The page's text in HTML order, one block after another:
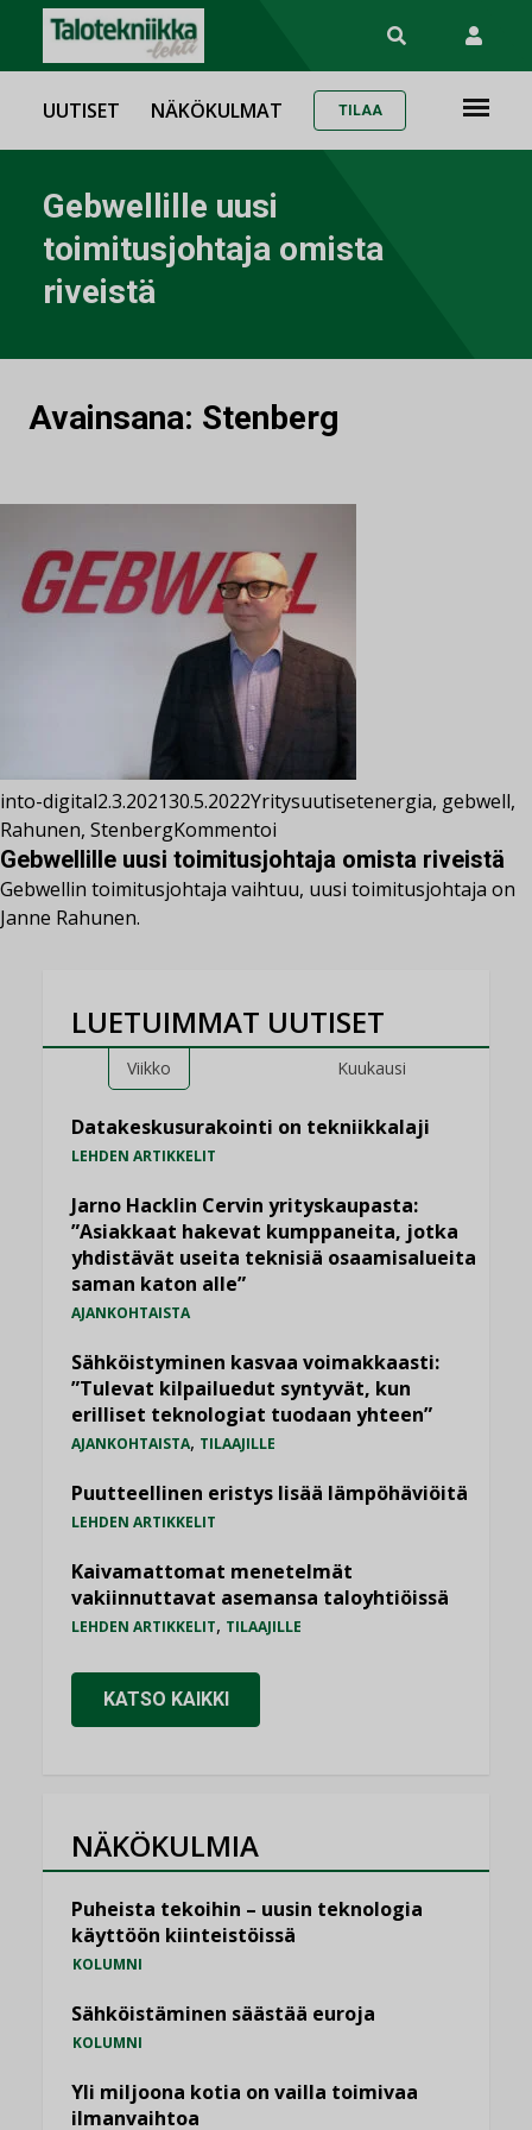
UUTISET NÄKÖKULMAT TILAA
Gebwellille uusi
toimitusjohtaja omista
riveistä
Avainsana: Stenberg
into-digital2.3.202130.5.2022Yritysuutisetenergia, gebwell,
Rahunen, StenbergKommentoi
Gebwellille uusi toimitusjohtaja omista riveistä
Gebwellin toimitusjohtaja vaihtuu, uusi toimitusjohtaja on
Janne Rahunen.
LUETUIMMAT UUTISET
Viikko Kuukausi
Datakeskusurakointi on tekniikkalaji
LEHDEN ARTIKKELIT
Jarno Hacklin Cervin yrityskaupasta:
”Asiakkaat hakevat kumppaneita, jotka
yhdistävät useita teknisiä osaamisalueita
saman katon alle”
AJANKOHTAISTA
Sähköistyminen kasvaa voimakkaasti:
”Tulevat kilpailuedut syntyvät, kun
erilliset teknologiat tuodaan yhteen”
AJANKOHTAISTA, TILAAJILLE
Puutteellinen eristys lisää lämpöhäviöitä
LEHDEN ARTIKKELIT
Kaivamattomat menetelmät
vakiinnuttavat asemansa taloyhtiöissä
LEHDEN ARTIKKELIT, TILAAJILLE
KATSO KAIKKI
NÄKÖKULMIA
Puheista tekoihin – uusin teknologia
käyttöön kiinteistöissä
KOLUMNI
Sähköistäminen säästää euroja
KOLUMNI
Yli miljoona kotia on vailla toimivaa
ilmanvaihtoa